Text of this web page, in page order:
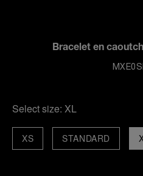
Bracelet en
Select size: XL
STANDARD
XS